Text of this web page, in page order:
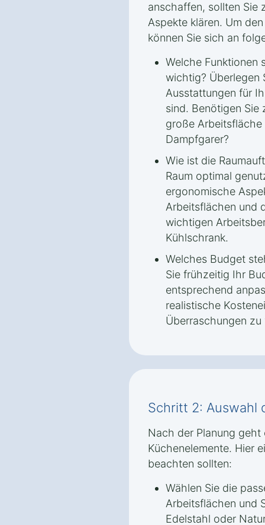
anschaffen, sollten Sie
Aspekte klären. Um
können Sie sich an
Welche Funktionen
wichtig? Überlegen
Ausstattungen für
sind. Benötigen Sie
große Arbeitsfläche
Dampfgarer?
Wie ist die
Raum optimal
ergonomische
Arbeitsflächen und
wichtigen
Kühlschrank.
Welches Budget
Sie frühzeitig Ihr
entsprechend
realistische
Überraschungen zu
Schritt 2: Auswahl
Nach der Planung geht
Küchenelemente. Hier
beachten sollten:
Wählen Sie die
Arbeitsflächen und
Edelstahl oder